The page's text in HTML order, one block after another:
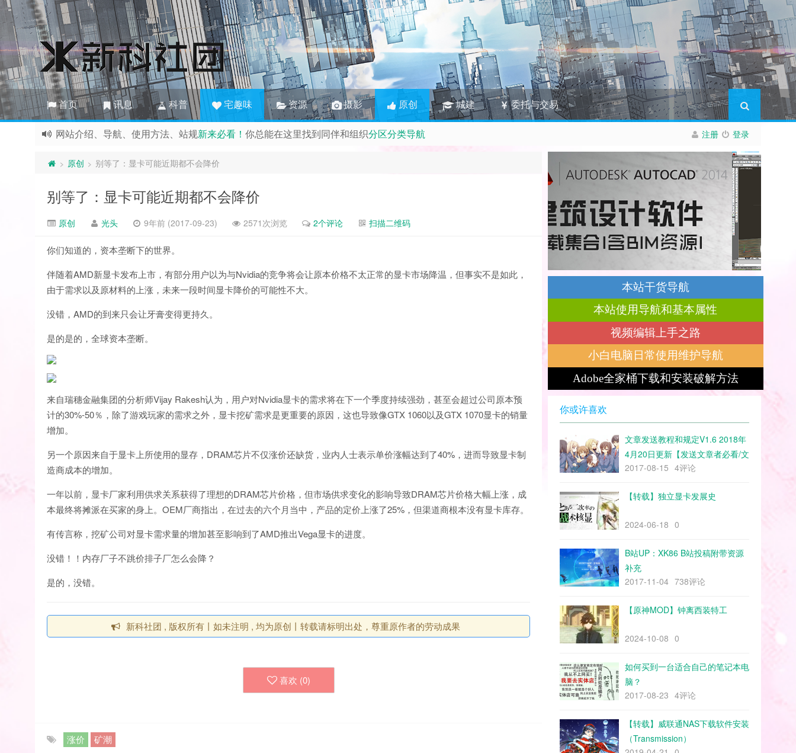
首页 讯息 科普 宅趣味 资源 摄影 原创 城建 委托与交易
注册 登录
找不到想要的内容？善用搜索或加群提出意见
这里只是显卡基佬、图吧垃圾佬、索粉、玄学、MC玩家、即时策略玩家、老司机技术宅、摄影师、手游肝帝、无人机玩家、ACGN爱好者聚集地罢了
召集管理员、编辑、写手、搬运工、赞助商、技术人员
欢迎访问新科社团网站，若无用户权限但想发布文章，请加官群联系群主。
网站介绍、导航、使用方法、站规新来必看！ 你总能在这里找到同伴和组织
> 原创 > 别等了：显卡可能近期都不会降价
别等了：显卡可能近期都不会降价
原创 光头 9年前 (2017-09-23) 2571次浏览 2个评论 扫描二维码
你们知道的，资本垄断下的世界。
伴随着AMD新显卡发布上市，有部分用户以为与Nvidia的竞争将会让原本价格不太正常的显卡市场降温，但事实不是如此，
由于需求以及原材料的上涨，未来一段时间显卡降价的可能性不大。
没错，AMD的到来只会让牙膏变得更持久。
是的是的，全球资本垄断。
来自瑞穗金融集团的分析师Vijay Rakesh认为，用户对Nvidia显卡的需求将在下一个季度持续强劲，甚至会超过公司原本预
计的30%-50％，除了游戏玩家的需求之外，显卡挖矿需求是更重要的原因，这也导致像GTX 1060以及GTX 1070显卡的销量
增加。
另一个原因来自于显卡上所使用的显存，DRAM芯片不仅涨价还缺货，业内人士表示单价涨幅达到了40%，进而导致显卡制
造商成本的增加。
一年以前，显卡厂家利用供求关系获得了理想的DRAM芯片价格，但市场供求变化的影响导致DRAM芯片价格大幅上涨，成
本最终将摊派在买家的身上。OEM厂商指出，在过去的六个月当中，产品的定价上涨了25%，但渠道商根本没有显卡库存。
有传言称，挖矿公司对显卡需求量的增加甚至影响到了AMD推出Vega显卡的进度。
没错！！内存厂子不跳价排子厂怎么会降？
是的，没错。
新科社团 , 版权所有丨如未注明 , 均为原创丨转载请标明出处，尊重原作者的劳动成果
喜欢 (0)
涨价 矿潮
本站干货导航
本站使用导航和基本属性
视频编辑上手之路
小白电脑日常使用维护导航
Adobe全家桶下载和安装破解方法
你或许喜欢
文章发送教程和规定V1.6 2018年
4月20日更新【发送文章者必看/文
章编辑者请联系加群联系管理员】
2017-08-15 4评论
【转载】独立显卡发展史
2024-06-18 0
B站UP：XK86 B站投稿附带资源
补充
2017-11-04 738评论
【原神MOD】钟离西装特工
2024-10-08 0
如何买到一台适合自己的笔记本电
脑？
2017-08-23 4评论
【转载】威联通NAS下载软件安装
（Transmission）